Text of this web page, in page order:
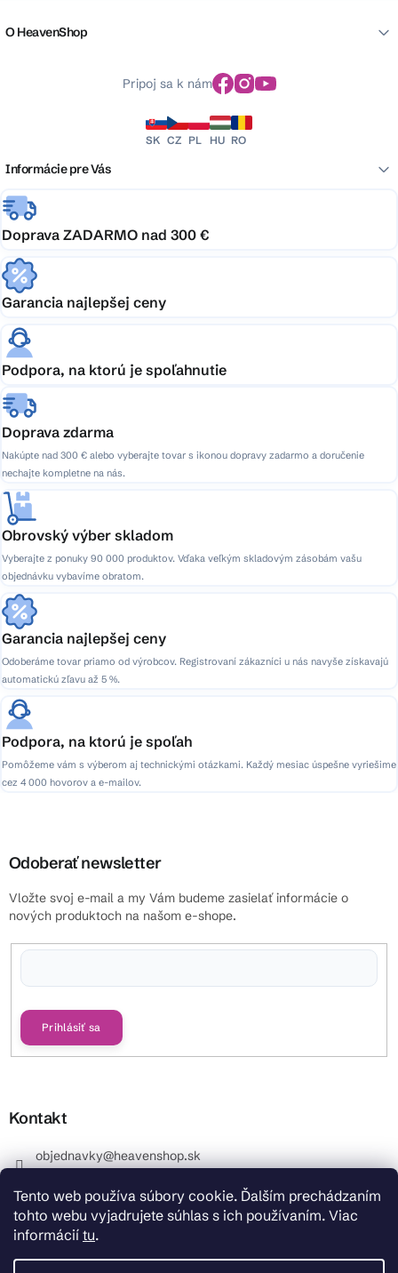
Tento web používa súbory cookie. Ďalším prechádzaním
tohto webu vyjadrujete súhlas s ich používaním. Viac
informácií tu.
O HeavenShop
Pripoj sa k nám
SK CZ PL HU RO
Informácie pre Vás
Doprava ZADARMO nad 300 €
Garancia najlepšej ceny
Podpora, na ktorú je spoľahnutie
Doprava zdarma
Nakúpte nad 300 € alebo vyberajte tovar s ikonou dopravy zadarmo a doručenie
nechajte kompletne na nás.
Obrovský výber skladom
Vyberajte z ponuky 90 000 produktov. Vďaka veľkým skladovým zásobám vašu
objednávku vybavíme obratom.
Garancia najlepšej ceny
Odoberáme tovar priamo od výrobcov. Registrovaní zákazníci u nás navyše získavajú
automatickú zľavu až 5 %.
Podpora, na ktorú je spoľah
Pomôžeme vám s výberom aj technickými otázkami. Každý mesiac úspešne vyriešime
cez 4 000 hovorov a e-mailov.
Odoberať newsletter
Vložte svoj e-mail a my Vám budeme zasielať informácie o
nových produktoch na našom e-shope.
Prihlásiť sa
Kontakt
objednavky@heavenshop.sk
_Info objednávky : +421 914 399 399 Pracovné dni od
8.00 hod. do 12.00 . REKLAMÁCIE : +421 914 399 399
HeavenShop.sk
HeavenShop.sk